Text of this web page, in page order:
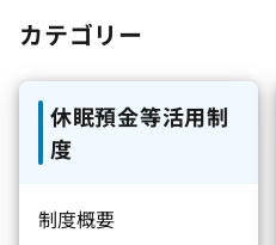
カテゴリー
休眠預金等活用制
度
制度概要